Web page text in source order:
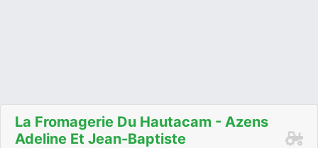
La Fromagerie Du Hautacam - Azens
Adeline Et Jean-Baptiste